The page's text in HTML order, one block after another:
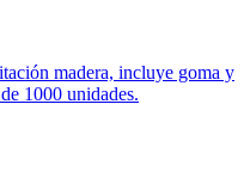
madera, incluye goma y
1000 unidades.